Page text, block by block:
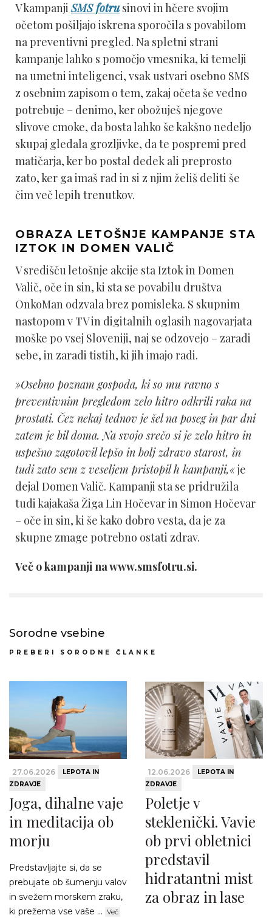
V kampanjiSMS fotru sinovi in hčere svojim
očetom pošiljajo iskrena sporočila s povabilom
na preventivni pregled. Na spletni strani
kampanje lahko s pomočjo vmesnika, ki temelji
na umetni inteligenci, vsak ustvari osebno SMS
z osebnim zapisom o tem, zakaj očeta še vedno
potrebuje – denimo, ker obožuješ njegove
slivove cmoke, da bosta lahko še kakšno nedeljo
skupaj gledala grozljivke, da te pospremi pred
matičarja, ker bo postal dedek ali preprosto
zato, ker ga imaš rad in si z njim želiš deliti še
čim več lepih trenutkov.
OBRAZA LETOŠNJE KAMPANJE STA
IZTOK IN DOMEN VALIČ
V središču letošnje akcije sta Iztok in Domen
Valič, oče in sin, ki sta se povabilu društva
OnkoMan odzvala brez pomisleka. S skupnim
nastopom v TV in digitalnih oglasih nagovarjata
moške po vsej Sloveniji, naj se odzovejo – zaradi
sebe, in zaradi tistih, ki jih imajo radi.
»Osebno poznam gospoda, ki so mu ravno s
preventivnim pregledom zelo hitro odkrili raka na
prostati. Čez nekaj tednov je šel na poseg in par dni
zatem je bil doma. Na svojo srečo si je zelo hitro in
uspešno zagotovil lepšo in bolj zdravo starost, in
tudi zato sem z veseljem pristopil h kampanji,«je
dejal Domen Valič. Kampanji sta se pridružila
tudi kajakaša Žiga Lin Hočevar in Simon Hočevar
– oče in sin, ki še kako dobro vesta, da je za
skupne zmage potrebno ostati zdrav.
Več o kampanji na www.smsfotru.si.
Sorodne vsebine
PREBERI SORODNE ČLANKE
27.06.2026
LEPOTA IN
ZDRAVJE
Joga, dihalne vaje
in meditacija ob
morju
Predstavljajte si, da se
prebujate ob šumenju valov
in svežem morskem zraku,
ki prežema vse vaše ... Več
12.06.2026
LEPOTA IN
ZDRAVJE
Poletje v
steklenički. Vavie
ob prvi obletnici
predstavil
hidratantni mist
za obraz in lase